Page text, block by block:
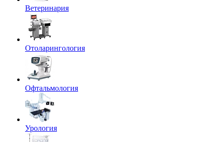
Ветеринария
Отоларингология
Офтальмология
Урология